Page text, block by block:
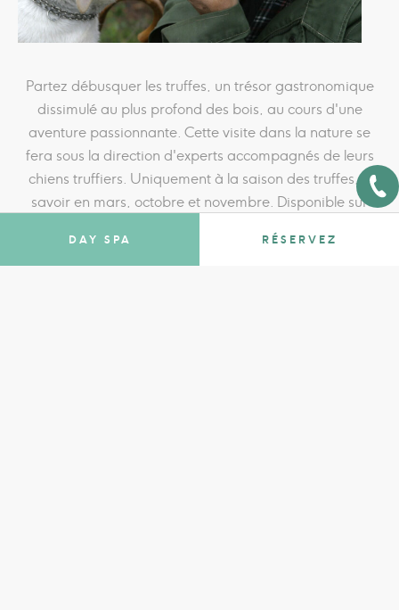
DAY SPA RÉSERVEZ
Partez débusquer les truffes, un trésor gastronomique
dissimulé au plus profond des bois, au cours d'une
aventure passionnante. Cette visite dans la nature se
fera sous la direction d'experts accompagnés de leurs
chiens truffiers. Uniquement à la saison des truffes, à
savoir en mars, octobre et novembre. Disponible sur